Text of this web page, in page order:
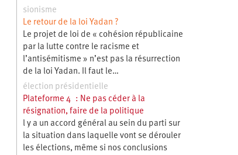
sionisme
Le retour de la loi Yadan ?
Le projet de loi de « cohésion républicaine
par la lutte contre le racisme et
l’antisémitisme » n’est pas la résurrection
de la loi Yadan. Il faut le…
élection présidentielle
Plateforme 4 : Ne pas céder à la
résignation, faire de la politique
l y a un accord général au sein du parti sur
la situation dans laquelle vont se dérouler
les élections, même si nos conclusions